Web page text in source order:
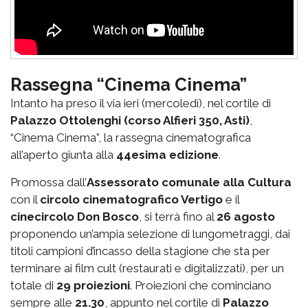
Rassegna “Cinema Cinema”
Intanto ha preso il via ieri (mercoledì), nel cortile di
Palazzo Ottolenghi (corso Alfieri 350, Asti),
“Cinema Cinema”, la rassegna cinematografica
all’aperto giunta alla 44esima edizione.
Promossa dall’Assessorato comunale alla Cultura
con il circolo cinematografico Vertigo e il
cinecircolo Don Bosco, si terrà fino al 26 agosto
proponendo un’ampia selezione di lungometraggi, dai
titoli campioni d’incasso della stagione che sta per
terminare ai film cult (restaurati e digitalizzati), per un
totale di 29 proiezioni. Proiezioni che cominciano
sempre alle 21.30, appunto nel cortile di Palazzo